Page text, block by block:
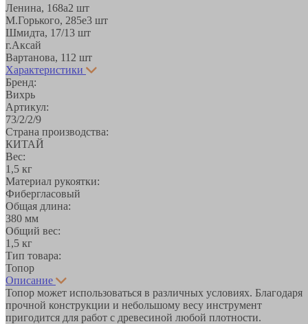
Ленина, 168а2 шт
М.Горького, 285е3 шт
Шмидта, 17/13 шт
г.Аксай
Вартанова, 11 2 шт
Характеристики
Бренд:
Вихрь
Артикул:
73/2/2/9
Страна производства:
КИТАЙ
Вес:
1,5 кг
Материал рукоятки:
Фибергласовый
Общая длина:
380 мм
Общий вес:
1,5 кг
Тип товара:
Топор
Описание
Топор может использоваться в различных условиях. Благодаря
прочной конструкции и небольшому весу инструмент
пригодится для работ с древесиной любой плотности.